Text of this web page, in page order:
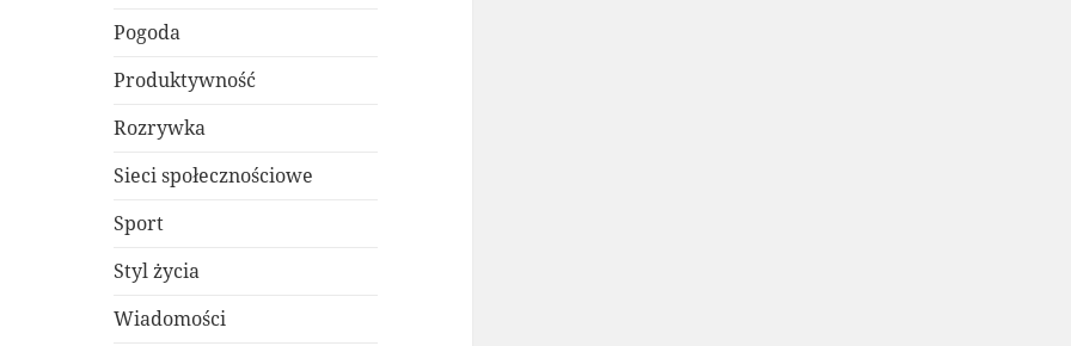
Pogoda
Produktywność
Rozrywka
Sieci społecznościowe
Sport
Styl życia
Wiadomości